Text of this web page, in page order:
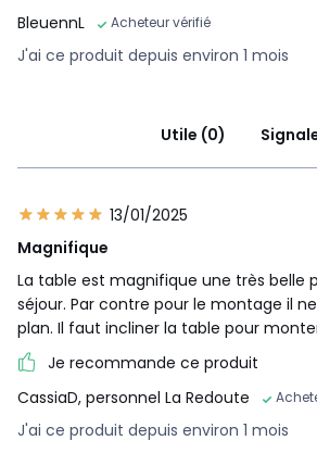
BleuennL
Acheteur vérifié
J'ai ce produit depuis environ 1 mois
Utile (0)
13/01/2025
Magnifique
La table est magnifique une très belle
séjour. Par contre pour le montage il
plan. Il faut incliner la table pour
Je recommande ce produit
CassiaD, personnel La Redoute
J'ai ce produit depuis environ 1 mois